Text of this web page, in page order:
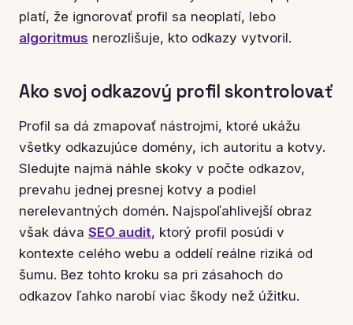
platí, že ignorovať profil sa neoplatí, lebo
algoritmus nerozlišuje, kto odkazy vytvoril.
Ako svoj odkazový profil skontrolovať
Profil sa dá zmapovať nástrojmi, ktoré ukážu
všetky odkazujúce domény, ich autoritu a kotvy.
Sledujte najmä náhle skoky v počte odkazov,
prevahu jednej presnej kotvy a podiel
nerelevantných domén. Najspoľahlivejší obraz
však dáva SEO audit, ktorý profil posúdi v
kontexte celého webu a oddelí reálne riziká od
šumu. Bez tohto kroku sa pri zásahoch do
odkazov ľahko narobí viac škody než úžitku.